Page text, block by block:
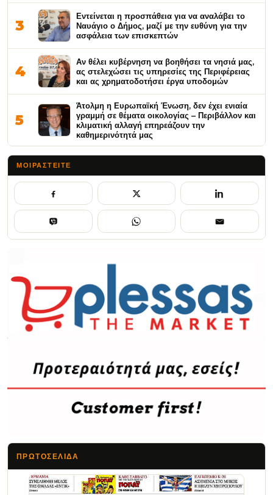
3
Εντείνεται η προσπάθεια για να αναλάβει το
Ναυάγιο ο Δήμος, μαζί με την ευθύνη για την
ασφάλεια των επισκεπτών
4
Αν θέλει κυβέρνηση να βοηθήσει τα νησιά μας,
ας στελεχώσει τις υπηρεσίες της Περιφέρειας
και ας χρηματοδοτήσει έργα υποδομών
5
Άτολμη η Ευρωπαϊκή Ένωση, δεν έχει ενιαία
γραμμή σε θέματα οικολογίας – Περιβάλλον και
κλιματική αλλαγή επηρεάζουν την
καθημερινότητά μας
ΜΟΙΡΑΣΤΕΊΤΕ
ΠΡΩΤΟΣΈΛΙΔΑ